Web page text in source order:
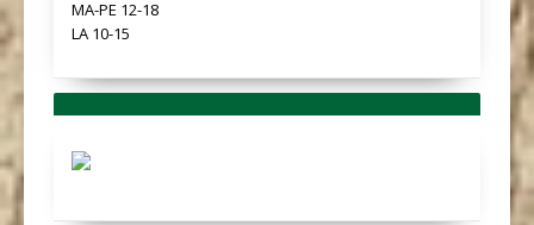
MA-PE 12-18
LA 10-15